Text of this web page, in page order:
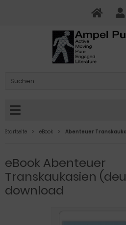
Startseite eBook Abenteuer
eBook Abenteuer
Transkaukasien
download